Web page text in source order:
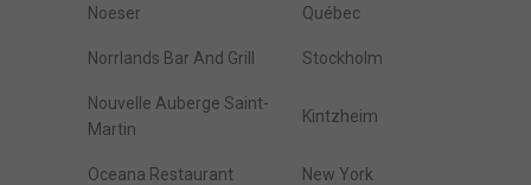
Noeser Québec
Norrlands Bar And Grill Stockholm
Nouvelle Auberge Saint-
Martin
Kintzheim
Oceana Restaurant New York